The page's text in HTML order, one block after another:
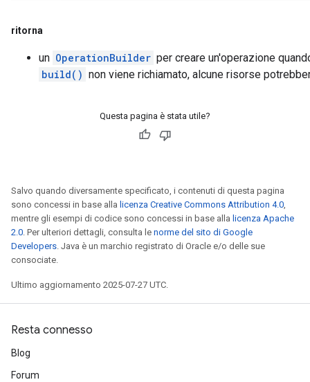
ritorna
un OperationBuilder per creare un'operazione
build() non viene richiamato, alcune risorse
Questa pagina è stata utile?
Salvo quando diversamente specificato, i contenuti di questa pagina
sono concessi in base alla licenza Creative Commons Attribution 4.0,
mentre gli esempi di codice sono concessi in base alla licenza Apache
2.0. Per ulteriori dettagli, consulta le norme del sito di Google
Developers. Java è un marchio registrato di Oracle e/o delle sue
consociate.
Ultimo aggiornamento 2025-07-27 UTC.
Resta connesso
Blog
Forum